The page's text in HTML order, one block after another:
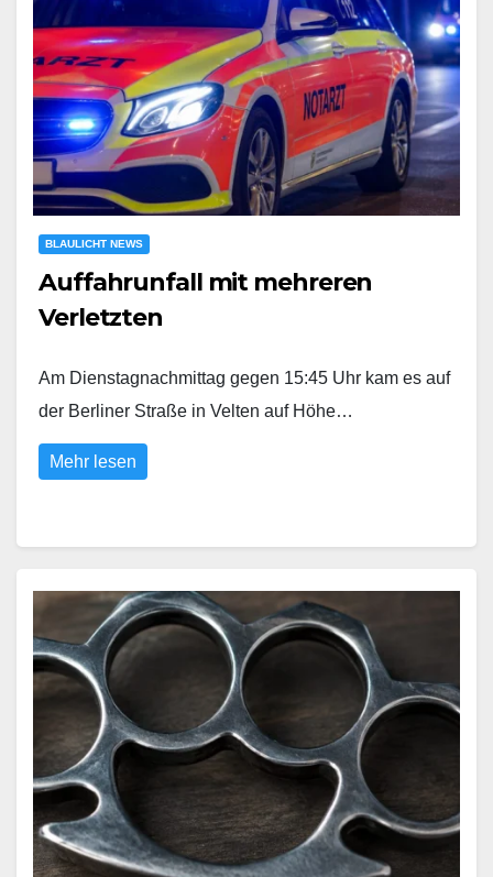
BLAULICHT NEWS
Auffahrunfall mit mehreren
Verletzten
Am Dienstagnachmittag gegen 15:45 Uhr kam es auf
der Berliner Straße in Velten auf Höhe…
Mehr lesen